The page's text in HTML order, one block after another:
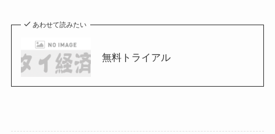
あわせて読みたい
無料トライアル